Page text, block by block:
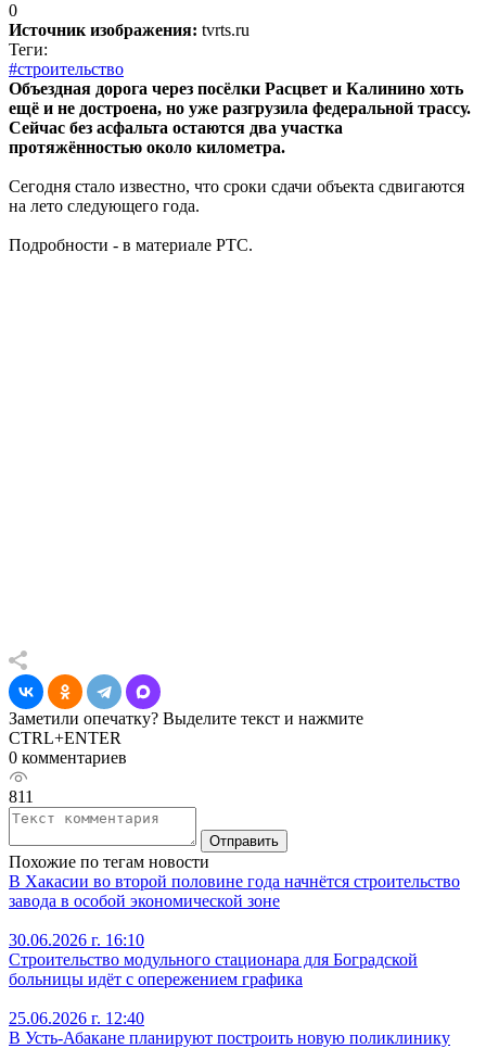
0
Источник изображения: tvrts.ru
Теги:
#строительство
Объездная дорога через посёлки Расцвет и Калинино хоть
ещё и не достроена, но уже разгрузила федеральной трассу.
Сейчас без асфальта остаются два участка
протяжённостью около километра.
Сегодня стало известно, что сроки сдачи объекта сдвигаются
на лето следующего года.
Подробности - в материале РТС.
Заметили опечатку? Выделите текст и нажмите
CTRL+ENTER
0 комментариев
811
Отправить
Похожие по тегам новости
В Хакасии во второй половине года начнётся строительство
завода в особой экономической зоне
30.06.2026 г. 16:10
Строительство модульного стационара для Боградской
больницы идёт с опережением графика
25.06.2026 г. 12:40
В Усть-Абакане планируют построить новую поликлинику